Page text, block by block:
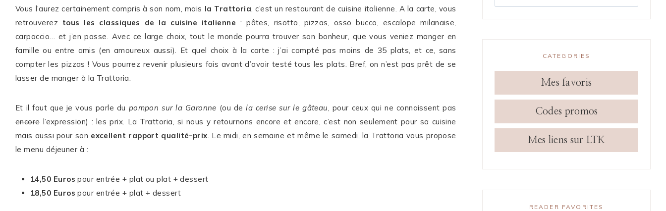
Vous l’aurez certainement compris à son nom, mais la Trattoria, c’est un restaurant de cuisine italienne. A la carte, vous
retrouverez tous les classiques de la cuisine italienne : pâtes, risotto, pizzas, osso bucco, escalope milanaise,
carpaccio… et j’en passe. Avec ce large choix, tout le monde pourra trouver son bonheur, que vous veniez manger en
famille ou entre amis (en amoureux aussi). Et quel choix à la carte : j’ai compté pas moins de 35 plats, et ce, sans
compter les pizzas ! Vous pourrez revenir plusieurs fois avant d’avoir testé tous les plats. Bref, on n’est pas prêt de se
lasser de manger à la Trattoria.
Et il faut que je vous parle du pompon sur la Garonne (ou dela cerise sur le gâteau, pour ceux qui ne connaissent pas
encorel’expression) : les prix. La Trattoria, si nous y retournons encore et encore, c’est non seulement pour sa cuisine
mais aussi pour son excellent rapport qualité-prix. Le midi, en semaine et même le samedi, la Trattoria vous propose
le menu déjeuner à :
14,50 Euros pour entrée + plat ou plat + dessert
18,50 Euros pour entrée + plat + dessert
CATEGORIES
Mes favoris
Codes promos
Mes liens sur LTK
READER FAVORITES